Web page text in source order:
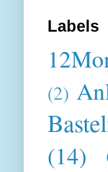
Labels
(2)
(14)